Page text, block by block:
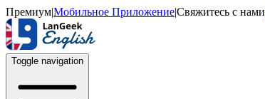
Премиум|Мобильное Приложение|Свяжитесь с нами
Toggle navigation